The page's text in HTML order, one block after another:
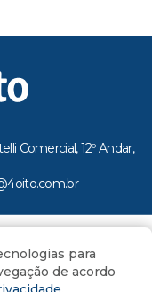
Comercial, 12º Andar,
Portal 4oito para
de acordo